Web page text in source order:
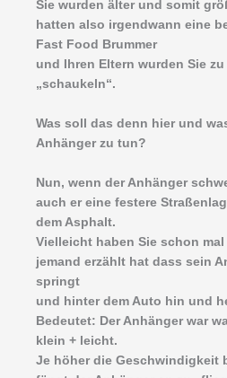
Sie wurden älter und somit
hatten also irgendwann eine
Fast Food Brummer
und Ihren Eltern wurden Sie
„schaukeln“.
Was soll das denn hier und
Anhänger zu tun?
Nun, wenn der Anhänger
auch er eine festere
dem Asphalt.
Vielleicht haben Sie schon
jemand erzählt hat dass sein
springt
und hinter dem Auto hin und
Bedeutet: Der Anhänger war
klein + leicht.
Je höher die Geschwindigkeit